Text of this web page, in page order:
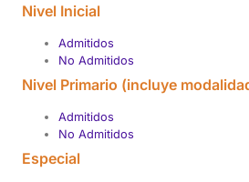
Nivel Inicial
Admitidos
No Admitidos
Nivel Primario (incluye
Admitidos
No Admitidos
Especial